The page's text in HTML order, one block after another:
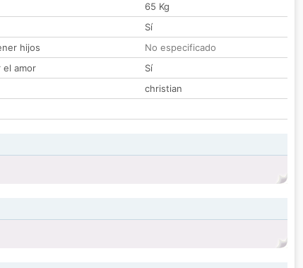
65 Kg
Sí
hijos
No especificado
el amor
Sí
christian